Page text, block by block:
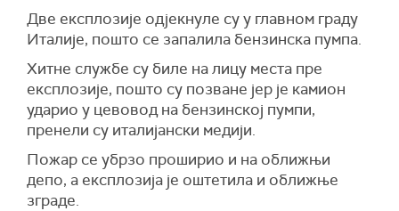
Две експлозије одјекнуле су у главном граду
Италије, пошто се запалила бензинска пумпа.
Хитне службе су биле на лицу места пре
експлозије, пошто су позване јер је камион
ударио у цевовод на бензинској пумпи,
пренели су италијански медији.
Пожар се убрзо проширио и на оближњи
депо, а експлозија је оштетила и оближње
зграде.